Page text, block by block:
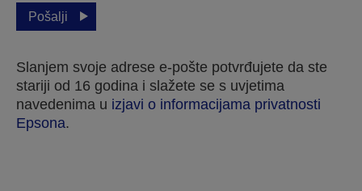
Pošalji
Slanjem svoje adrese e-pošte potvrđujete da ste
stariji od 16 godina i slažete se s uvjetima
navedenima u izjavi o informacijama privatnosti
Epsona.